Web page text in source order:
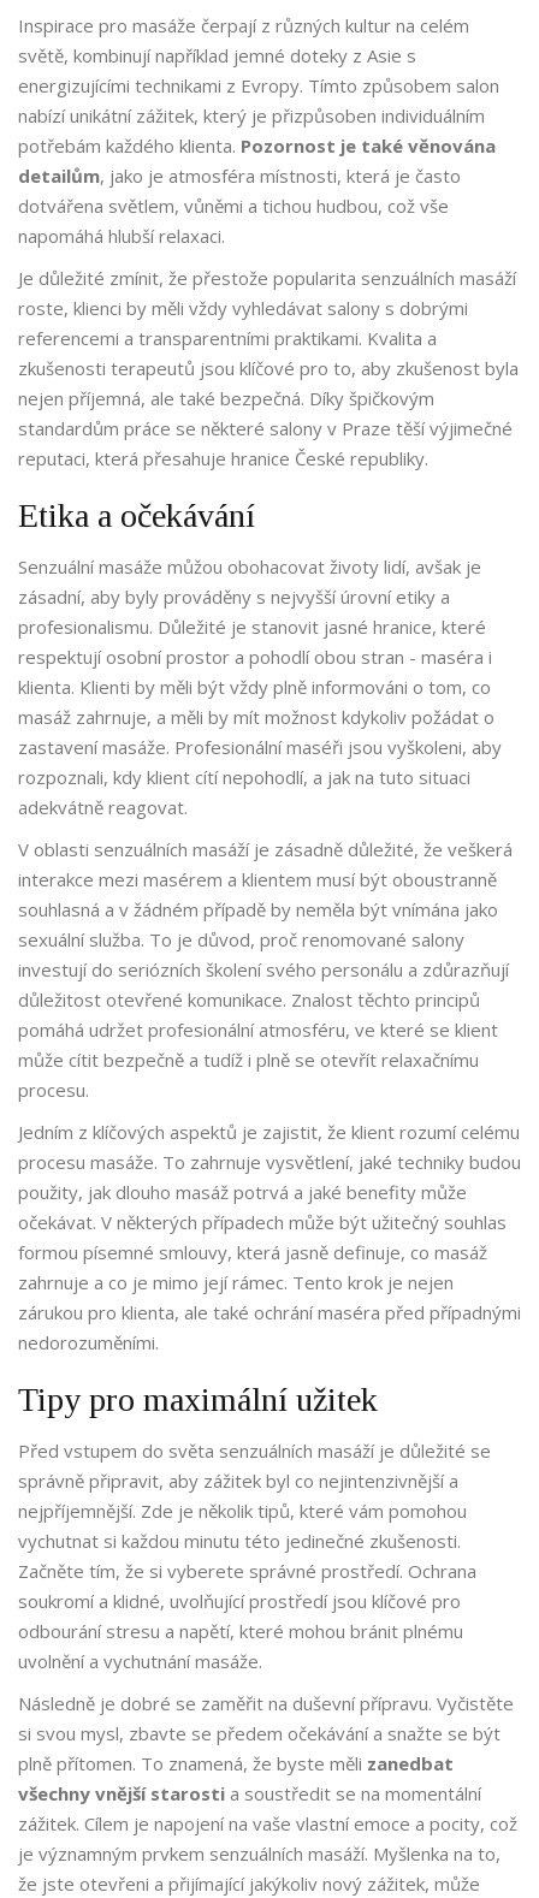
Inspirace pro masáže čerpají z různých kultur na celém
světě, kombinují například jemné doteky z Asie s
energizujícími technikami z Evropy. Tímto způsobem salon
nabízí unikátní zážitek, který je přizpůsoben individuálním
potřebám každého klienta. Pozornost je také věnována
detailům, jako je atmosféra místnosti, která je často
dotvářena světlem, vůněmi a tichou hudbou, což vše
napomáhá hlubší relaxaci.
Je důležité zmínit, že přestože popularita senzuálních masáží
roste, klienci by měli vždy vyhledávat salony s dobrými
referencemi a transparentními praktikami. Kvalita a
zkušenosti terapeutů jsou klíčové pro to, aby zkušenost byla
nejen příjemná, ale také bezpečná. Díky špičkovým
standardům práce se některé salony v Praze těší výjimečné
reputaci, která přesahuje hranice České republiky.
Etika a očekávání
Senzuální masáže můžou obohacovat životy lidí, avšak je
zásadní, aby byly prováděny s nejvyšší úrovní etiky a
profesionalismu. Důležité je stanovit jasné hranice, které
respektují osobní prostor a pohodlí obou stran - maséra i
klienta. Klienti by měli být vždy plně informováni o tom, co
masáž zahrnuje, a měli by mít možnost kdykoliv požádat o
zastavení masáže. Profesionální maséři jsou vyškoleni, aby
rozpoznali, kdy klient cítí nepohodlí, a jak na tuto situaci
adekvátně reagovat.
V oblasti senzuálních masáží je zásadně důležité, že veškerá
interakce mezi masérem a klientem musí být oboustranně
souhlasná a v žádném případě by neměla být vnímána jako
sexuální služba. To je důvod, proč renomované salony
investují do seriózních školení svého personálu a zdůrazňují
důležitost otevřené komunikace. Znalost těchto principů
pomáhá udržet profesionální atmosféru, ve které se klient
může cítit bezpečně a tudíž i plně se otevřít relaxačnímu
procesu.
Jedním z klíčových aspektů je zajistit, že klient rozumí celému
procesu masáže. To zahrnuje vysvětlení, jaké techniky budou
použity, jak dlouho masáž potrvá a jaké benefity může
očekávat. V některých případech může být užitečný souhlas
formou písemné smlouvy, která jasně definuje, co masáž
zahrnuje a co je mimo její rámec. Tento krok je nejen
zárukou pro klienta, ale také ochrání maséra před případnými
nedorozuměními.
Tipy pro maximální užitek
Před vstupem do světa senzuálních masáží je důležité se
správně připravit, aby zážitek byl co nejintenzivnější a
nejpříjemnější. Zde je několik tipů, které vám pomohou
vychutnat si každou minutu této jedinečné zkušenosti.
Začněte tím, že si vyberete správné prostředí. Ochrana
soukromí a klidné, uvolňující prostředí jsou klíčové pro
odbourání stresu a napětí, které mohou bránit plnému
uvolnění a vychutnání masáže.
Následně je dobré se zaměřit na duševní přípravu. Vyčistěte
si svou mysl, zbavte se předem očekávání a snažte se být
plně přítomen. To znamená, že byste měli zanedbat
všechny vnější starosti a soustředit se na momentální
zážitek. Cílem je napojení na vaše vlastní emoce a pocity, což
je významným prvkem senzuálních masáží. Myšlenka na to,
že jste otevřeni a přijímající jakýkoliv nový zážitek, může